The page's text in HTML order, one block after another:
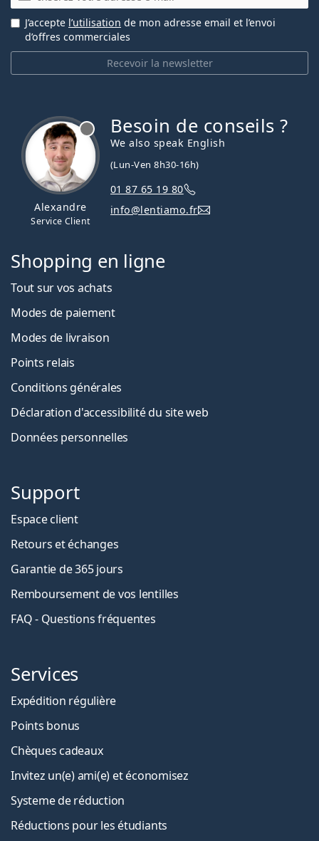
Recevoir la newsletter
J’accepte l’utilisation de mon adresse email et l’envoi
d’offres commerciales
Alexandre
Service Client
Besoin de conseils ?
We also speak English
(Lun-Ven 8h30-16h)
01 87 65 19 80
info@lentiamo.fr
Shopping en ligne
Tout sur vos achats
Modes de paiement
Modes de livraison
Points relais
Conditions générales
Déclaration d'accessibilité du site web
Données personnelles
Support
Espace client
Retours et échanges
Garantie de 365 jours
Remboursement de vos lentilles
FAQ - Questions fréquentes
Services
Expédition régulière
Points bonus
Chèques cadeaux
Invitez un(e) ami(e) et économisez
Systeme de réduction
Réductions pour les étudiants